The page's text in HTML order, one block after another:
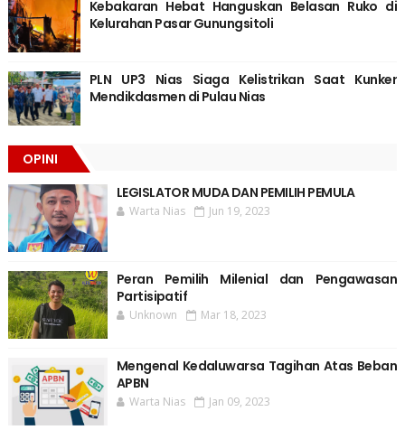
Kebakaran Hebat Hanguskan Belasan Ruko di
Kelurahan Pasar Gunungsitoli
PLN UP3 Nias Siaga Kelistrikan Saat Kunker
Mendikdasmen di Pulau Nias
OPINI
LEGISLATOR MUDA DAN PEMILIH PEMULA
Warta Nias Jun 19, 2023
Peran Pemilih Milenial dan Pengawasan
Partisipatif
Unknown Mar 18, 2023
Mengenal Kedaluwarsa Tagihan Atas Beban
APBN
Warta Nias Jan 09, 2023